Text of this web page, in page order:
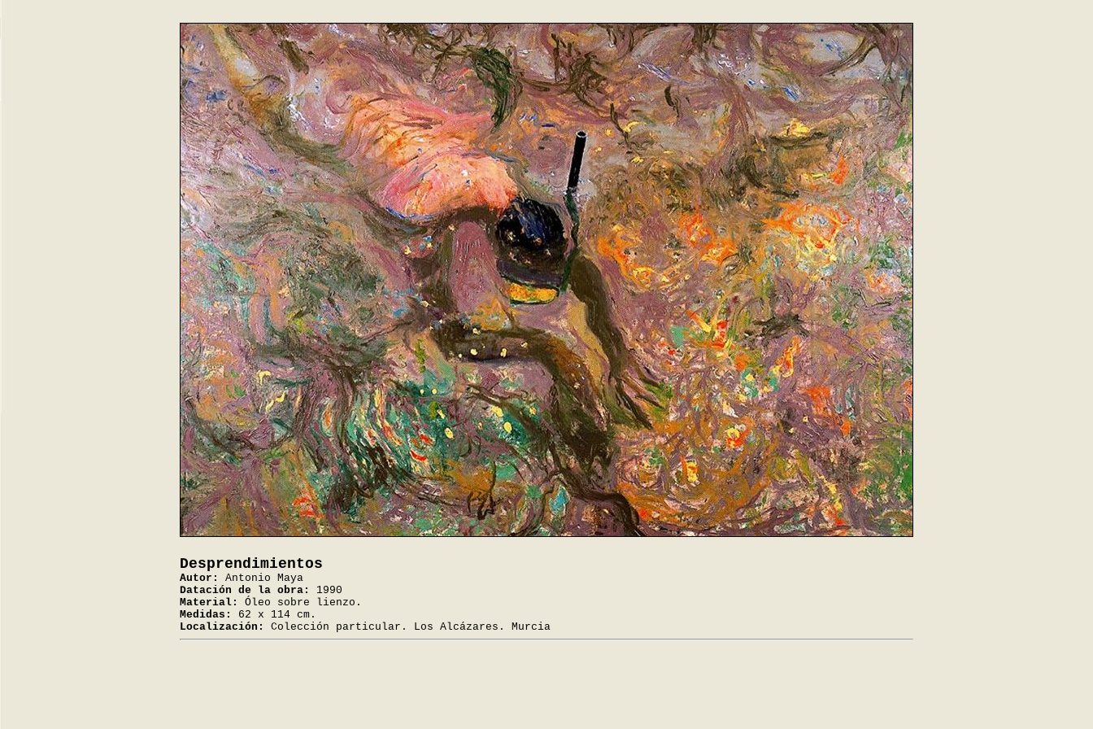
Desprendimientos
Autor:
Antonio Maya
Datación de la obra:
1990
Material:
Óleo sobre lienzo.
Medidas:
62 x 114 cm.
Localización:
Colección particular. Los Alcázares. Murcia